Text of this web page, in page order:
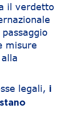
il verdetto
misure
legali, i